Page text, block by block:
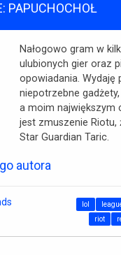
PAPUCHOCHOŁ
Nałogowo gram w
ulubionych gier oraz
opowiadania. Wydaję
niepotrzebne
a moim największym
jest zmuszenie Riotu,
Star Guardian Taric.
autora
lol
riot